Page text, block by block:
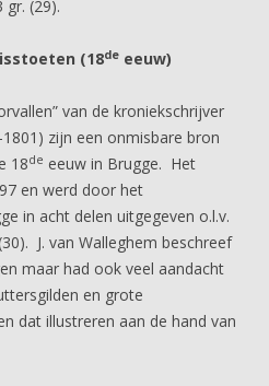
gr. (29).
(18de eeuw)
van de kroniekschrijver
zijn een onmisbare bron
18de eeuw in Brugge. Het
en werd door het
in acht delen uitgegeven o.l.v.
J. van Walleghem beschreef
maar had ook veel aandacht
en grote
dat illustreren aan de hand van